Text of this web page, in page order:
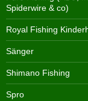
Spiderwire & co)
Royal Fishing
Sänger
Shimano Fishing
Spro